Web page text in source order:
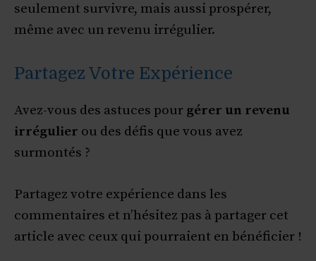
seulement survivre, mais aussi prospérer,
même avec un revenu irrégulier.
Partagez Votre Expérience
Avez-vous des astuces pour gérer un revenu
irrégulier ou des défis que vous avez
surmontés ?
Partagez votre expérience dans les
commentaires et n’hésitez pas à partager cet
article avec ceux qui pourraient en bénéficier !